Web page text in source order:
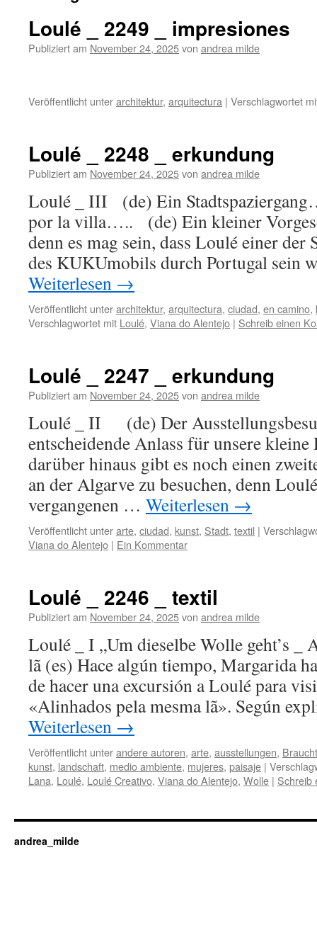
Loulé _ 2249 _ impresiones
Publiziert am November 24, 2025von andrea milde
Veröffentlicht unterarchitektur, arquitectura | Verschlagwortet
Loulé _ 2248 _ erkundung
Publiziert am November 24, 2025von andrea milde
Loulé _ III (de) Ein
por la villa….. (de) Ein kleiner
denn es mag sein, dass Loulé einer der
des KUKUmobils durch Portugal
Weiterlesen →
Veröffentlicht unterarchitektur, arquitectura, ciudad, en camino,
Verschlagwortet mit Loulé, Viana do Alentejo | Schreib einen
Loulé _ 2247 _ erkundung
Publiziert am November 24, 2025von andrea milde
Loulé _ II (de) Der
entscheidende Anlass für unsere kleine
darüber hinaus gibt es noch einen
an der Algarve zu besuchen, denn
vergangenen … Weiterlesen →
Veröffentlicht unterarte, ciudad, kunst, Stadt, textil |
Viana do Alentejo | Ein Kommentar
Loulé _ 2246 _ textil
Publiziert am November 24, 2025von andrea milde
Loulé _ I „Um dieselbe Wolle geht’s _
lã (es) Hace algún tiempo, Margarida
de hacer una excursión a Loulé para
«Alinhados pela mesma lã». Según
Weiterlesen →
Veröffentlicht unterandere autoren, arte, ausstellungen,
kunst, landschaft, medio ambiente, mujeres, paisaje |
Lana, Loulé, Loulé Creativo, Viana do Alentejo, Wolle | Schreib
andrea_milde